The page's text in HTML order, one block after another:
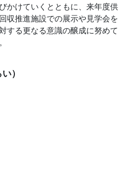
かけていくとともに、来年度供
収推進施設での展示や見学会を
する更なる意識の醸成に努めて
）